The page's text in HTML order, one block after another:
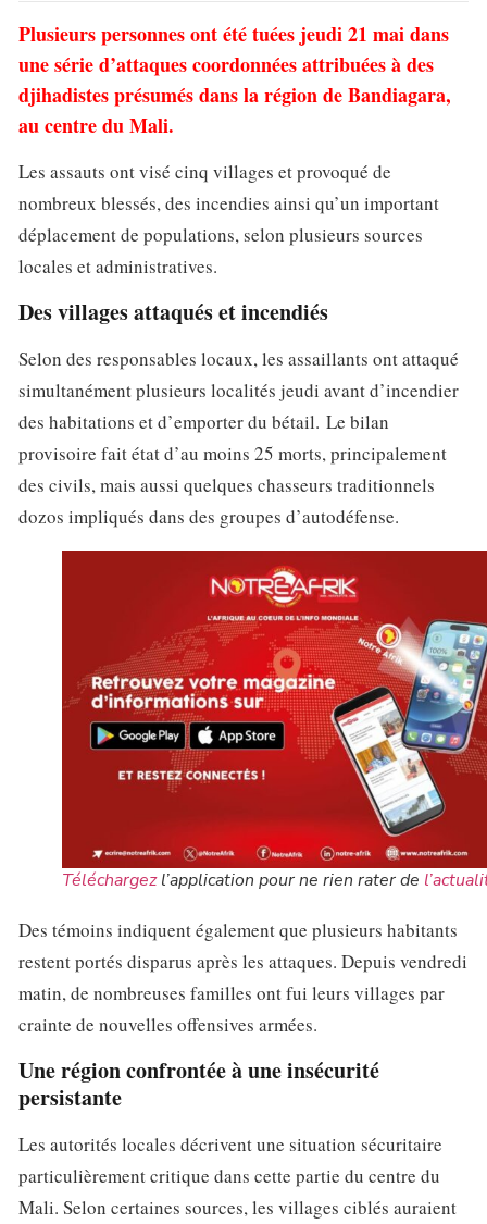
Plusieurs personnes ont été tuées jeudi 21 mai dans
une série d’attaques coordonnées attribuées à des
djihadistes présumés dans la région de Bandiagara,
au centre du Mali.
Les assauts ont visé cinq villages et provoqué de
nombreux blessés, des incendies ainsi qu’un important
déplacement de populations, selon plusieurs sources
locales et administratives.
Des villages attaqués et incendiés
Selon des responsables locaux, les assaillants ont attaqué
simultanément plusieurs localités jeudi avant d’incendier
des habitations et d’emporter du bétail. Le bilan
provisoire fait état d’au moins 25 morts, principalement
des civils, mais aussi quelques chasseurs traditionnels
dozos impliqués dans des groupes d’autodéfense.
Téléchargezl’application pour ne rien rater de
Des témoins indiquent également que plusieurs habitants
restent portés disparus après les attaques. Depuis vendredi
matin, de nombreuses familles ont fui leurs villages par
crainte de nouvelles offensives armées.
Une région confrontée à une insécurité
persistante
Les autorités locales décrivent une situation sécuritaire
particulièrement critique dans cette partie du centre du
Mali. Selon certaines sources, les villages ciblés auraient